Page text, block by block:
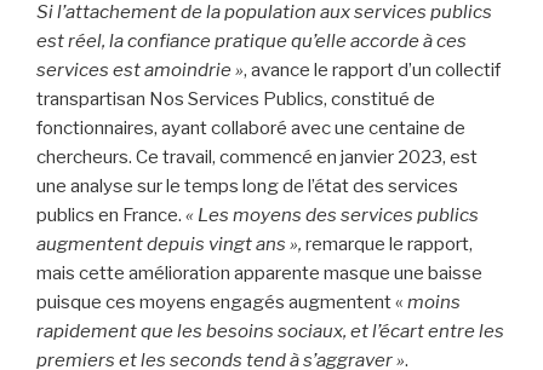
Si l’attachement de la population aux services publics
est réel, la confiance pratique qu’elle accorde à ces
services est amoindrie », avance le rapport d’un collectif
transpartisan Nos Services Publics, constitué de
fonctionnaires, ayant collaboré avec une centaine de
chercheurs. Ce travail, commencé en janvier 2023, est
une analyse sur le temps long de l’état des services
publics en France. « Les moyens des services publics
augmentent depuis vingt ans », remarque le rapport,
mais cette amélioration apparente masque une baisse
puisque ces moyens engagés augmentent « moins
rapidement que les besoins sociaux, et l’écart entre les
premiers et les seconds tend à s’aggraver ».